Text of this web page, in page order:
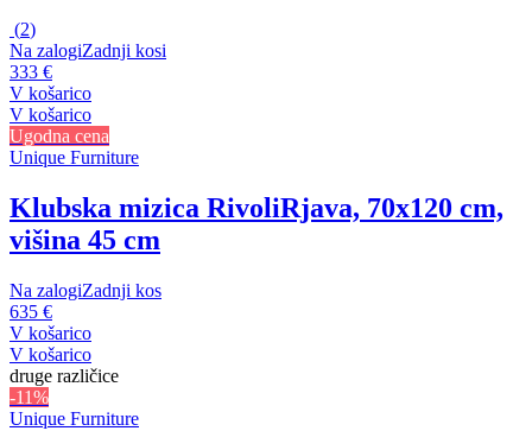
(2)
Na zalogiZadnji kosi
333 €
V košarico
V košarico
Ugodna cena
Unique Furniture
Klubska mizica RivoliRjava, 70x120 cm,
višina 45 cm
Na zalogiZadnji kos
635 €
V košarico
V košarico
druge različice
-11%
Unique Furniture